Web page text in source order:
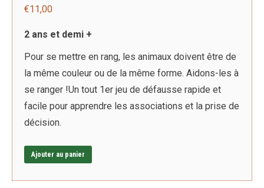
€11,00
2 ans et demi +
Pour se mettre en rang, les animaux doivent être de
la même couleur ou de la même forme. Aidons-les à
se ranger !Un tout 1er jeu de défausse rapide et
facile pour apprendre les associations et la prise de
décision.
Ajouter au panier